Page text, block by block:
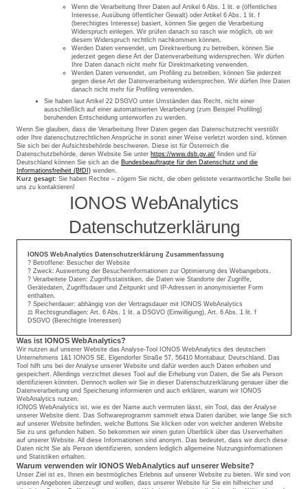
Wenn die Verarbeitung Ihrer Daten auf Artikel 6 Abs. 1 lit. e (öffentliches
Interesse, Ausübung öffentlicher Gewalt) oder Artikel 6 Abs. 1 lit. f
(berechtigtes Interesse) basiert, können Sie gegen die Verarbeitung
Widerspruch einlegen. Wir prüfen danach so rasch wie möglich, ob wir
diesem Widerspruch rechtlich nachkommen können.
Werden Daten verwendet, um Direktwerbung zu betreiben, können Sie
jederzeit gegen diese Art der Datenverarbeitung widersprechen. Wir dürfen
Ihre Daten danach nicht mehr für Direktmarketing verwenden.
Werden Daten verwendet, um Profiling zu betreiben, können Sie jederzeit
gegen diese Art der Datenverarbeitung widersprechen. Wir dürfen Ihre Daten
danach nicht mehr für Profiling verwenden.
Sie haben laut Artikel 22 DSGVO unter Umständen das Recht, nicht einer
ausschließlich auf einer automatisierten Verarbeitung (zum Beispiel Profiling)
beruhenden Entscheidung unterworfen zu werden.
Wenn Sie glauben, dass die Verarbeitung Ihrer Daten gegen das Datenschutzrecht verstößt
oder Ihre datenschutzrechtlichen Ansprüche in sonst einer Weise verletzt worden sind, können
Sie sich bei der Aufsichtsbehörde beschweren. Diese ist für Österreich die
Datenschutzbehörde, deren Website Sie unter https://www.dsb.gv.at/ finden und für
Deutschland können Sie sich an die Bundesbeauftragte für den Datenschutz und die
Informationsfreiheit (BfDI) wenden.
Kurz gesagt: Sie haben Rechte – zögern Sie nicht, die oben gelistete verantwortliche Stelle bei
uns zu kontaktieren!
IONOS WebAnalytics
Datenschutzerklärung
IONOS WebAnalytics Datenschutzerklärung Zusammenfassung
? Betroffene: Besucher der Website
? Zweck: Auswertung der Besucherinformationen zur Optimierung des Webangebots.
? Verarbeitete Daten: Zugriffsstatistiken, die Daten wie Standorte der Zugriffe,
Gerätedaten, Zugriffsdauer und Zeitpunkt und IP-Adressen in anonymisierter Form
enthalten.
? Speicherdauer: abhängig von der Vertragsdauer mit IONOS WebAnalytics
⚖️ Rechtsgrundlagen: Art. 6 Abs. 1 lit. a DSGVO (Einwilligung), Art. 6 Abs. 1 lit. f
DSGVO (Berechtigte Interessen)
Was ist IONOS WebAnalytics?
Wir nutzen auf unserer Website das Analyse-Tool IONOS WebAnalytics des deutschen
Unternehmens 1&1 IONOS SE, Elgendorfer Straße 57, 56410 Montabaur, Deutschland. Das
Tool hilft uns bei der Analyse unserer Website und dafür werden auch Daten erhoben und
gespeichert. Allerdings verzichtet dieses Tool auf die Erhebung von Daten, die Sie als Person
identifizieren könnten. Dennoch wollen wir Sie in dieser Datenschutzerklärung genauer über die
Datenverarbeitung und Speicherung informieren und auch erklären, warum wir IONOS
WebAnalytics nutzen.
IONOS WebAnalytics ist, wie es der Name auch vermuten lässt, ein Tool, das der Analyse
unserer Website dient. Das Softwareprogramm sammelt etwa Daten darüber, wie lange Sie sich
auf unserer Website befinden, welche Buttons Sie klicken oder von welcher anderen Website
Sie zu uns gefunden haben. So bekommen wir einen guten Überblick über das Userverhalten
auf unserer Website. All diese Informationen sind anonym. Das bedeutet, dass wir durch diese
Daten nicht Sie als Person identifizieren, sondern lediglich allgemeine Nutzungsinformationen
und Statistiken erhalten.
Warum verwenden wir IONOS WebAnalytics auf unserer Website?
Unser Ziel ist es, Ihnen ein bestmögliches Erlebnis auf unserer Website zu bieten. Wir sind von
unseren Angeboten überzeugt und wollen, dass unserer Website für Sie ein hilfreicher und